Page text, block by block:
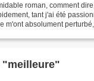
roman, comment
tant j'ai été
m'ont absolument
"meilleure"